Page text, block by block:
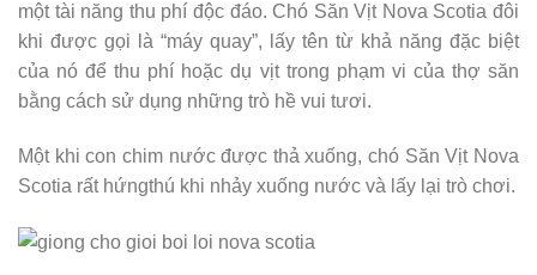
một tài năng thu phí độc đáo. Chó Săn Vịt Nova Scotia đôi
khi được gọi là “máy quay”, lấy tên từ khả năng đặc biệt
của nó để thu phí hoặc dụ vịt trong phạm vi của thợ săn
bằng cách sử dụng những trò hề vui tươi.
Một khi con chim nước được thả xuống, chó Săn Vịt Nova
Scotia rất hứngthú khi nhảy xuống nước và lấy lại trò chơi.